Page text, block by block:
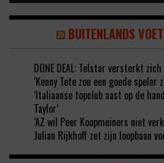
BUITENLANDS
DONE DEAL: Telstar versterkt
‘Kenny Tete zou een goede speler
‘Italiaanse topclub aast op de
Taylor’
‘AZ wil Peer Koopmeiners niet
Julian Rijkhoff zet zijn loopbaan